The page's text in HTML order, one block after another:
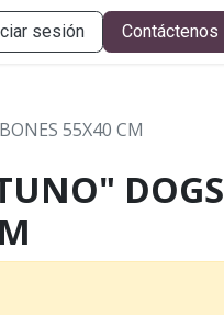
sesión Contáctenos
55X40 CM
DOGS